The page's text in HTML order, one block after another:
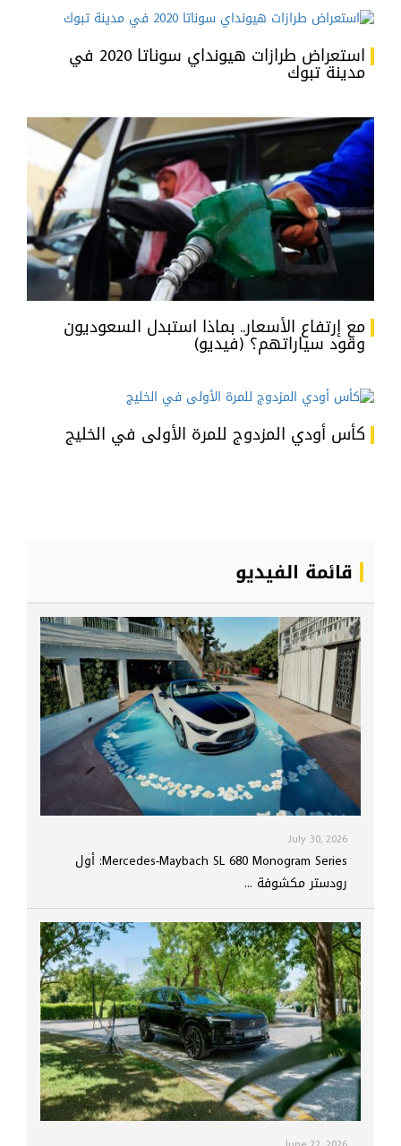
استعراض طرازات هيونداي سوناتا 2020 في
مدينة تبوك
مع إرتفاع الأسعار.. بماذا استبدل السعوديون
وقود سياراتهم؟ (فيديو)
كأس أودي المزدوج للمرة الأولى في الخليج
قائمة الفيديو
July 30, 2026
Mercedes-Maybach SL 680 Monogram Series: أول
رودستر مكشوفة ...